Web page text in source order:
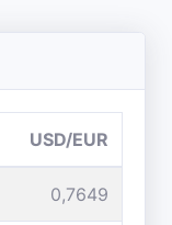
USD/EUR
0,7649